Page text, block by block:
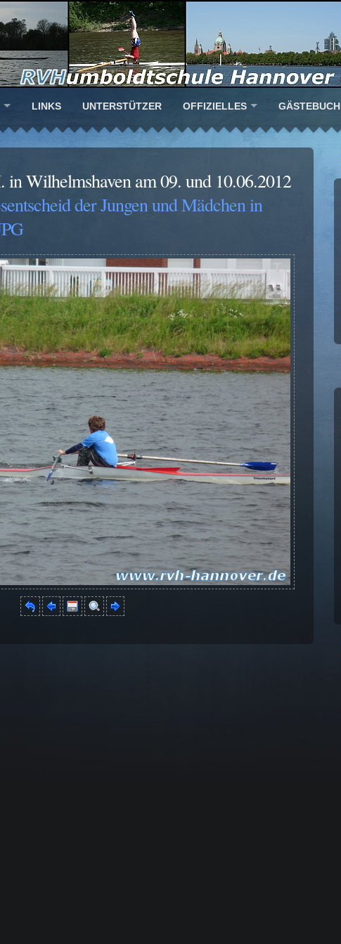
LINKS UNTERSTÜTZER OFFIZIELLES GÄSTEBUCH
in Wilhelmshaven am 09. und 10.06.2012
der Jungen und Mädchen in